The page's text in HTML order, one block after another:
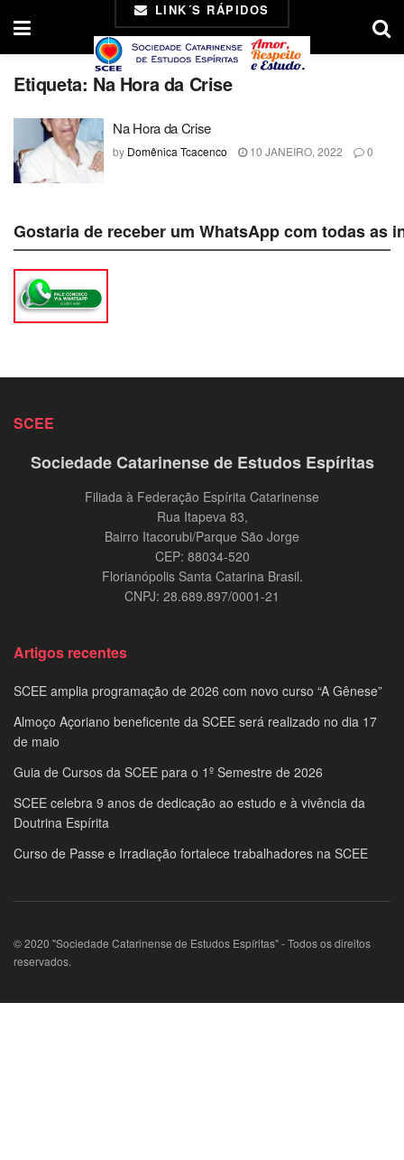
LINK´S RÁPIDOS
Etiqueta: Na Hora da Crise
Na Hora da Crise
by Domênica Tcacenco 10 JANEIRO, 2022 0
Gostaria de receber um WhatsApp com todas
SCEE
Sociedade Catarinense de Estudos Espíritas
Filiada à Federação Espírita Catarinense
Rua Itapeva 83,
Bairro Itacorubi/Parque São Jorge
CEP: 88034-520
Florianópolis Santa Catarina Brasil.
CNPJ: 28.689.897/0001-21
Artigos recentes
SCEE amplia programação de 2026 com novo curso “A Gênese”
Almoço Açoriano beneficente da SCEE será realizado no dia 17
de maio
Guia de Cursos da SCEE para o 1º Semestre de 2026
SCEE celebra 9 anos de dedicação ao estudo e à vivência da
Doutrina Espírita
Curso de Passe e Irradiação fortalece trabalhadores na SCEE
© 2020 "Sociedade Catarinense de Estudos Espíritas" - Todos os direitos
reservados.